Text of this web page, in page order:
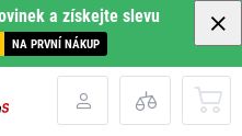
a získejte slevu
NA PRVNÍ NÁKUP